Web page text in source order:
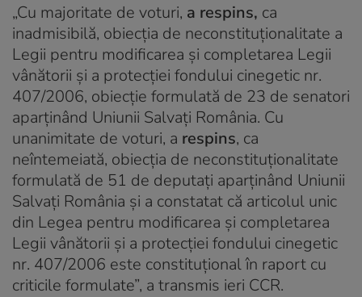
„Cu majoritate de voturi, a respins, ca
inadmisibilă, obiecția de neconstituționalitate a
Legii pentru modificarea și completarea Legii
vânătorii și a protecției fondului cinegetic nr.
407/2006, obiecție formulată de 23 de senatori
aparținând Uniunii Salvați România. Cu
unanimitate de voturi, a respins, ca
neîntemeiată, obiecția de neconstituționalitate
formulată de 51 de deputați aparținând Uniunii
Salvați România și a constatat că articolul unic
din Legea pentru modificarea și completarea
Legii vânătorii și a protecției fondului cinegetic
nr. 407/2006 este constituțional în raport cu
criticile formulate”, a transmis ieri CCR.